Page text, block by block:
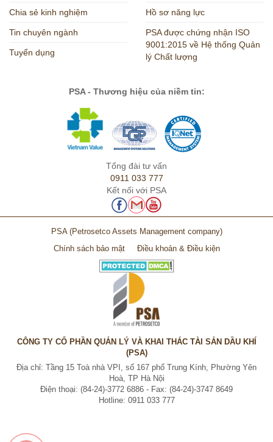
Chia sẻ kinh nghiệm
Tin chuyên ngành
Tuyển dụng
Hồ sơ năng lực
PSA được chứng nhận ISO
9001:2015 về Hệ thống Quản
lý Chất lượng
PSA - Thương hiệu của niềm tin:
Tổng đài tư vấn
0911 033 777
Kết nối với PSA
PSA (Petrosetco Assets Management company)
Chính sách bảo mật
Điều khoản & Điều kiện
CÔNG TY CỔ PHẦN QUẢN LÝ VÀ KHAI THÁC TÀI SẢN DẦU KHÍ
(PSA)
Địa chỉ: Tầng 15 Toà nhà VPI, số 167 phố Trung Kính, Phường Yên
Hoà, TP Hà Nội
Điện thoại: (84-24)-3772 6886 - Fax: (84-24)-3747 8649
Hotline: 0911 033 777